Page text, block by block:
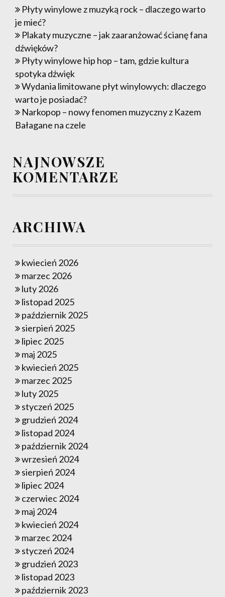
Płyty winylowe z muzyką rock – dlaczego warto
je mieć?
Plakaty muzyczne – jak zaaranżować ścianę fana
dźwięków?
Płyty winylowe hip hop – tam, gdzie kultura
spotyka dźwięk
Wydania limitowane płyt winylowych: dlaczego
warto je posiadać?
Narkopop – nowy fenomen muzyczny z Kazem
Bałagane na czele
NAJNOWSZE
KOMENTARZE
ARCHIWA
kwiecień 2026
marzec 2026
luty 2026
listopad 2025
październik 2025
sierpień 2025
lipiec 2025
maj 2025
kwiecień 2025
marzec 2025
luty 2025
styczeń 2025
grudzień 2024
listopad 2024
październik 2024
wrzesień 2024
sierpień 2024
lipiec 2024
czerwiec 2024
maj 2024
kwiecień 2024
marzec 2024
styczeń 2024
grudzień 2023
listopad 2023
październik 2023